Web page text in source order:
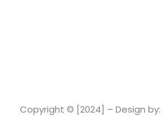
Copyright © [2024] – Design by: